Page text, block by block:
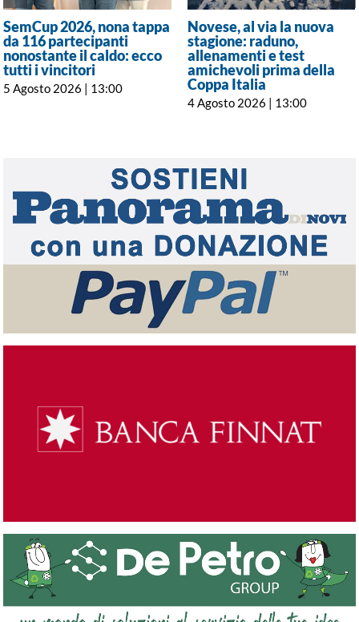
SemCup 2026, nona tappa
da 116 partecipanti
nonostante il caldo: ecco
tutti i vincitori
5 Agosto 2026 | 13:00
Novese, al via la nuova
stagione: raduno,
allenamenti e test
amichevoli prima della
Coppa Italia
4 Agosto 2026 | 13:00